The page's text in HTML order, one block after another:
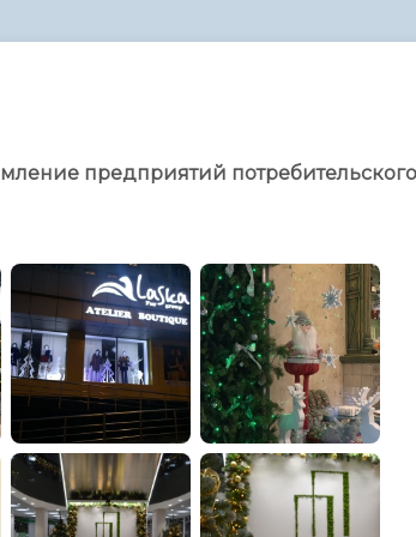
предприятий потребительского